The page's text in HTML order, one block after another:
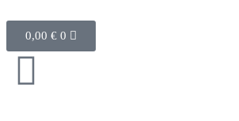
0,00 € 0